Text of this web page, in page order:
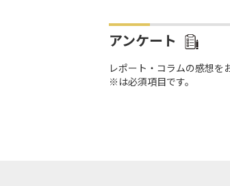
アンケート
レポート・コラムの感想を
※は必須項目です。